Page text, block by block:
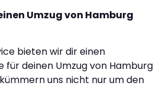
Umzug von Hamburg
bieten wir dir einen
für deinen Umzug von Hamburg
uns nicht nur um den